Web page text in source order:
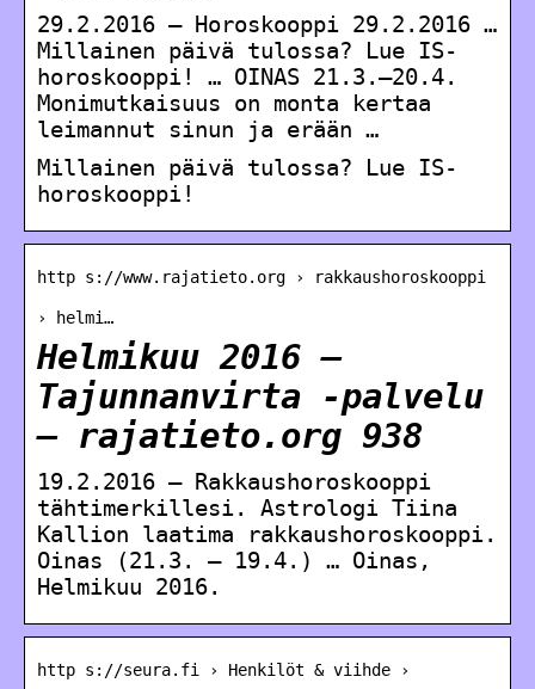
29.2.2016 — Horoskooppi 29.2.2016 …
Millainen päivä tulossa? Lue IS-
horoskooppi! … OINAS 21.3.–20.4.
Monimutkaisuus on monta kertaa
leimannut sinun ja erään …
Millainen päivä tulossa? Lue IS-
horoskooppi!
http s://www.rajatieto.org › rakkaushoroskooppi
› helmi…
Helmikuu 2016 –
Tajunnanvirta -palvelu
– rajatieto.org 938
19.2.2016 — Rakkaushoroskooppi
tähtimerkillesi. Astrologi Tiina
Kallion laatima rakkaushoroskooppi.
Oinas (21.3. – 19.4.) … Oinas,
Helmikuu 2016.
http s://seura.fi › Henkilöt & viihde ›